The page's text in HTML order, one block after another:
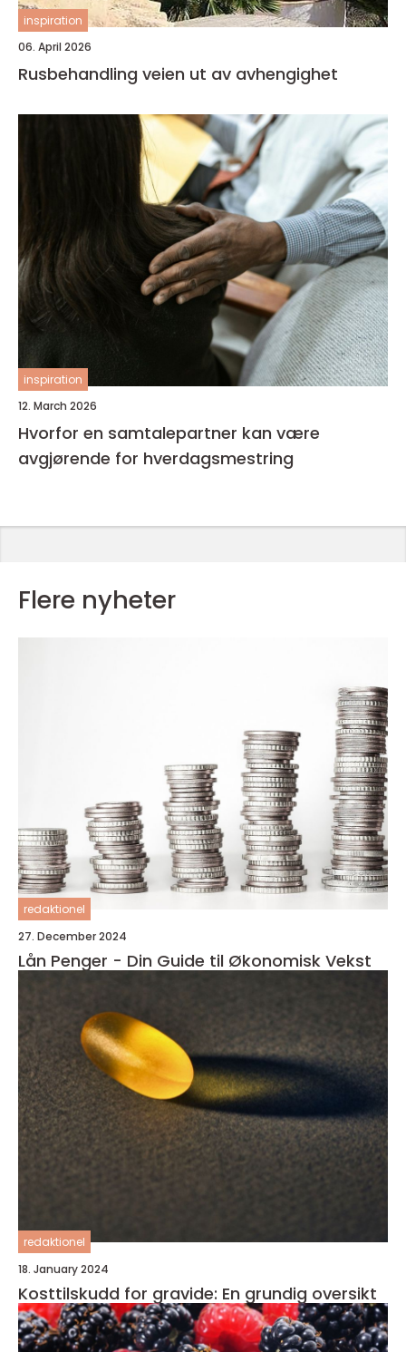
inspiration
06. April 2026
Rusbehandling veien ut av avhengighet
inspiration
12. March 2026
Hvorfor en samtalepartner kan være
avgjørende for hverdagsmestring
Flere nyheter
redaktionel
27. December 2024
Lån Penger - Din Guide til Økonomisk Vekst
redaktionel
18. January 2024
Kosttilskudd for gravide: En grundig oversikt